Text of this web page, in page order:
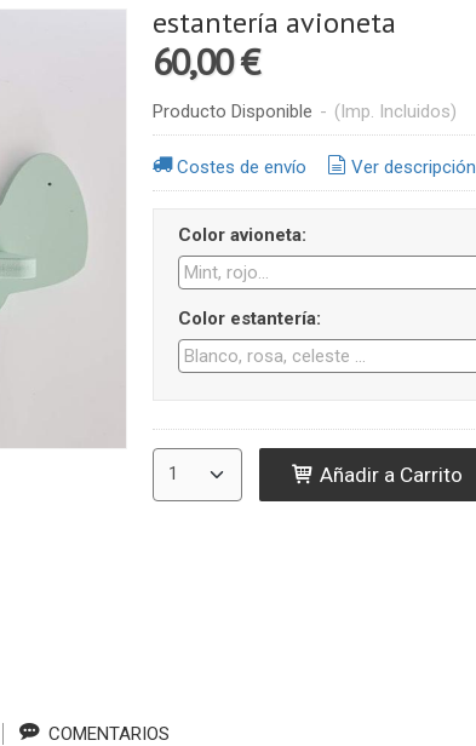
estantería avioneta
60,00 €
Producto Disponible - (Imp. Incluidos)
Costes de envío Ver descripción
Color avioneta:
Color estantería:
Añadir a Carrito
COMENTARIOS